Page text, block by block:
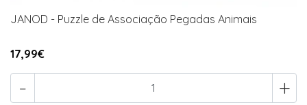
JANOD - Puzzle de Associação Pegadas Animais
17,99€
- +